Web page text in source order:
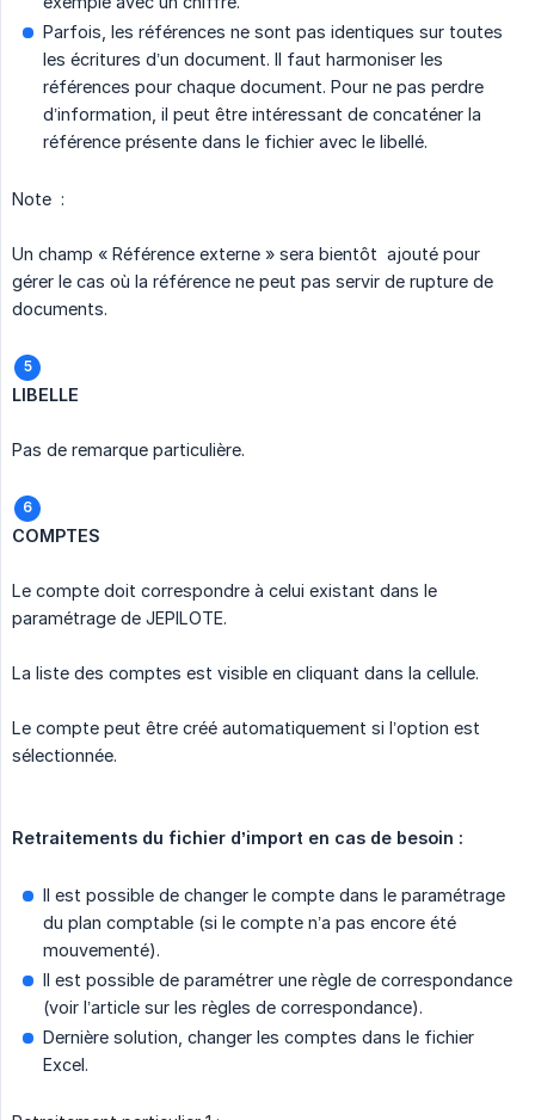
Parfois, les références ne sont pas identiques sur toutes
les écritures d’un document. Il faut harmoniser les
références pour chaque document. Pour ne pas perdre
d’information, il peut être intéressant de concaténer la
référence présente dans le fichier avec le libellé.
Note :
Un champ « Référence externe » sera bientôt ajouté pour
gérer le cas où la référence ne peut pas servir de rupture de
documents.
LIBELLE
Pas de remarque particulière.
COMPTES
Le compte doit correspondre à celui existant dans le
paramétrage de JEPILOTE.
La liste des comptes est visible en cliquant dans la cellule.
Le compte peut être créé automatiquement si l’option est
sélectionnée.
Retraitements du fichier d’import en cas de besoin :
Il est possible de changer le compte dans le paramétrage
du plan comptable (si le compte n’a pas encore été
mouvementé).
Il est possible de paramétrer une règle de correspondance
(voir l’article sur les règles de correspondance).
Dernière solution, changer les comptes dans le fichier
Excel.